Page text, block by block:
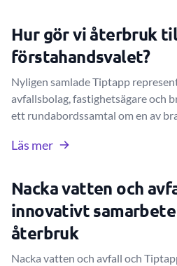
Hur gör vi återbruk
förstahandsvalet?
Nyligen samlade Tiptapp
avfallsbolag, fastighetsägare och
ett rundabordssamtal om en av
Läs mer
Nacka vatten och
innovativt
återbruk
Nacka vatten och avfall och